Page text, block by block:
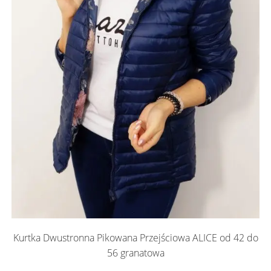
Kurtka Dwustronna Pikowana Przejściowa ALICE od 42 do
56 granatowa